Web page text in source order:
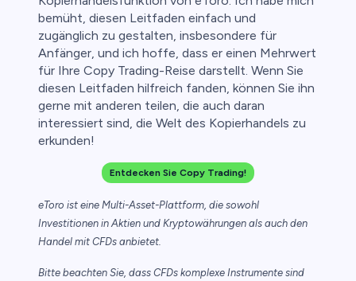
bemüht, diesen Leitfaden einfach und
zugänglich zu gestalten, insbesondere für
Anfänger, und ich hoffe, dass er einen Mehrwert
für Ihre Copy Trading-Reise darstellt. Wenn Sie
diesen Leitfaden hilfreich fanden, können Sie ihn
gerne mit anderen teilen, die auch daran
interessiert sind, die Welt des Kopierhandels zu
erkunden!
Entdecken Sie Copy Trading!
eToro ist eine Multi-Asset-Plattform, die sowohl
Investitionen in Aktien und Kryptowährungen als auch den
Handel mit CFDs anbietet.
Bitte beachten Sie, dass CFDs komplexe Instrumente sind